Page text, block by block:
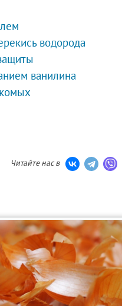
водорода
ванилина
Читайте нас в